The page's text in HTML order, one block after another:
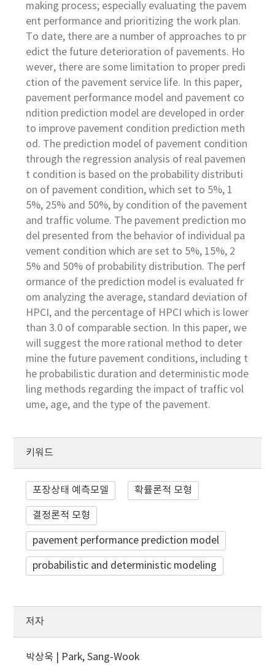
making process; especially evaluating the pavem
ent performance and prioritizing the work plan.
To date, there are a number of approaches to pr
edict the future deterioration of pavements. Ho
wever, there are some limitation to proper predi
ction of the pavement service life. In this paper,
pavement performance model and pavement co
ndition prediction model are developed in order
to improve pavement condition prediction meth
od. The prediction model of pavement condition
through the regression analysis of real pavemen
t condition is based on the probability distributi
on of pavement condition, which set to 5%, 1
5%, 25% and 50%, by condition of the pavement
and traffic volume. The pavement prediction mo
del presented from the behavior of individual pa
vement condition which are set to 5%, 15%, 2
5% and 50% of probability distribution. The perf
ormance of the prediction model is evaluated fr
om analyzing the average, standard deviation of
HPCI, and the percentage of HPCI which is lower
than 3.0 of comparable section. In this paper, we
will suggest the more rational method to deter
mine the future pavement conditions, including t
he probabilistic duration and deterministic mode
ling methods regarding the impact of traffic vol
ume, age, and the type of the pavement.
키워드
포장상태 예측모델 확률론적 모형
결정론적 모형
pavement performance prediction model
probabilistic and deterministic modeling
저자
박상욱 | Park, Sang-Wook